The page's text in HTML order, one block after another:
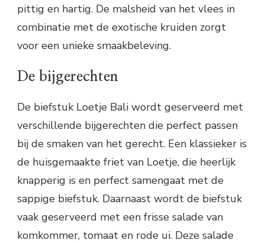
pittig en hartig. De malsheid van het vlees in
combinatie met de exotische kruiden zorgt
voor een unieke smaakbeleving.
De bijgerechten
De biefstuk Loetje Bali wordt geserveerd met
verschillende bijgerechten die perfect passen
bij de smaken van het gerecht. Een klassieker is
de huisgemaakte friet van Loetje, die heerlijk
knapperig is en perfect samengaat met de
sappige biefstuk. Daarnaast wordt de biefstuk
vaak geserveerd met een frisse salade van
komkommer, tomaat en rode ui. Deze salade